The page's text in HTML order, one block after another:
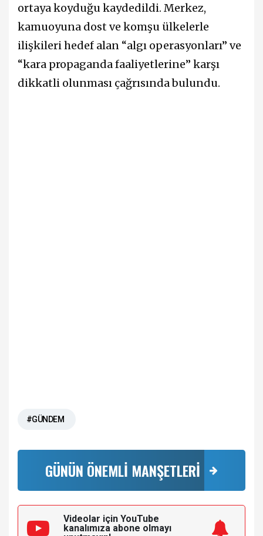
ortaya koyduğu kaydedildi. Merkez,
kamuoyuna dost ve komşu ülkelerle
ilişkileri hedef alan “algı operasyonları” ve
“kara propaganda faaliyetlerine” karşı
dikkatli olunması çağrısında bulundu.
#GÜNDEM
GÜNÜN ÖNEMLİ MANŞETLERİ
Videolar için YouTube
kanalımıza abone olmayı